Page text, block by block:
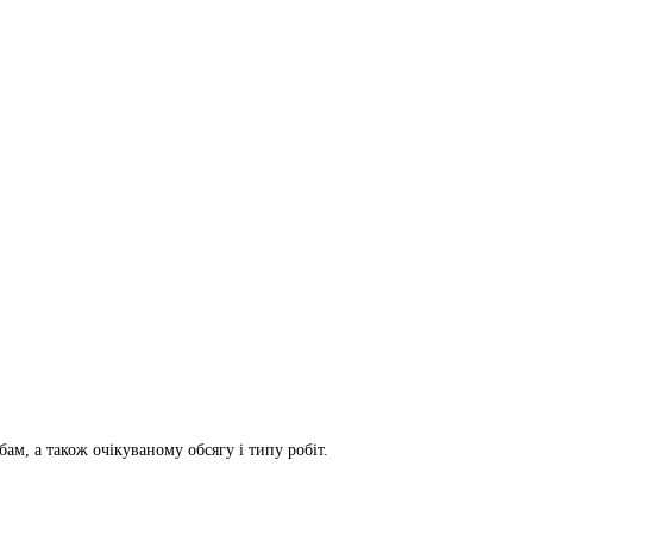
а також очікуваному обсягу і типу робіт.